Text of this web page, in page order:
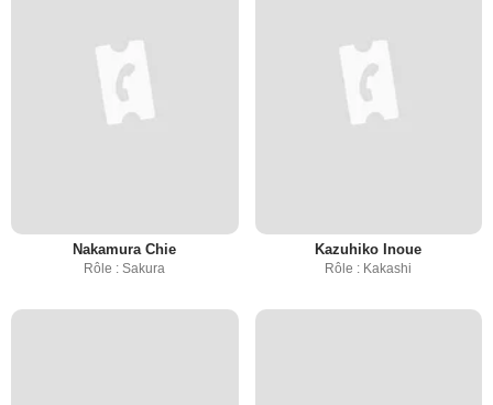
Nakamura Chie
Rôle : Sakura
Kazuhiko Inoue
Rôle : Kakashi